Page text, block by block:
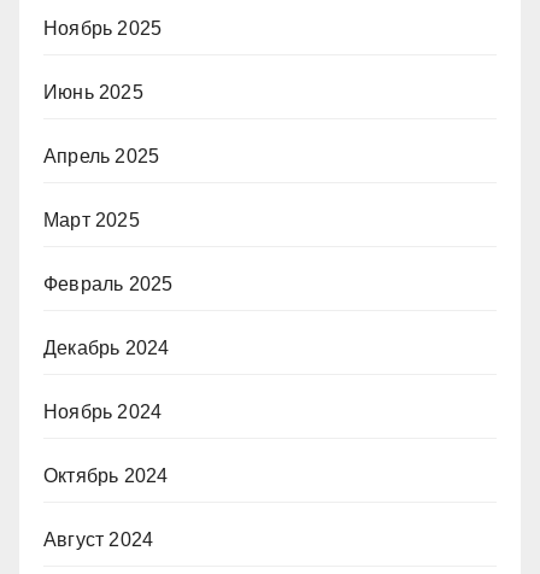
Ноябрь 2025
Июнь 2025
Апрель 2025
Март 2025
Февраль 2025
Декабрь 2024
Ноябрь 2024
Октябрь 2024
Август 2024